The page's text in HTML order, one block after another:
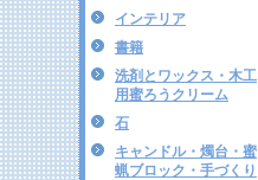
インテリア
書籍
洗剤とワックス・木工
用蜜ろうクリーム
石
キャンドル・燭台・蜜
蝋ブロック・手づくり